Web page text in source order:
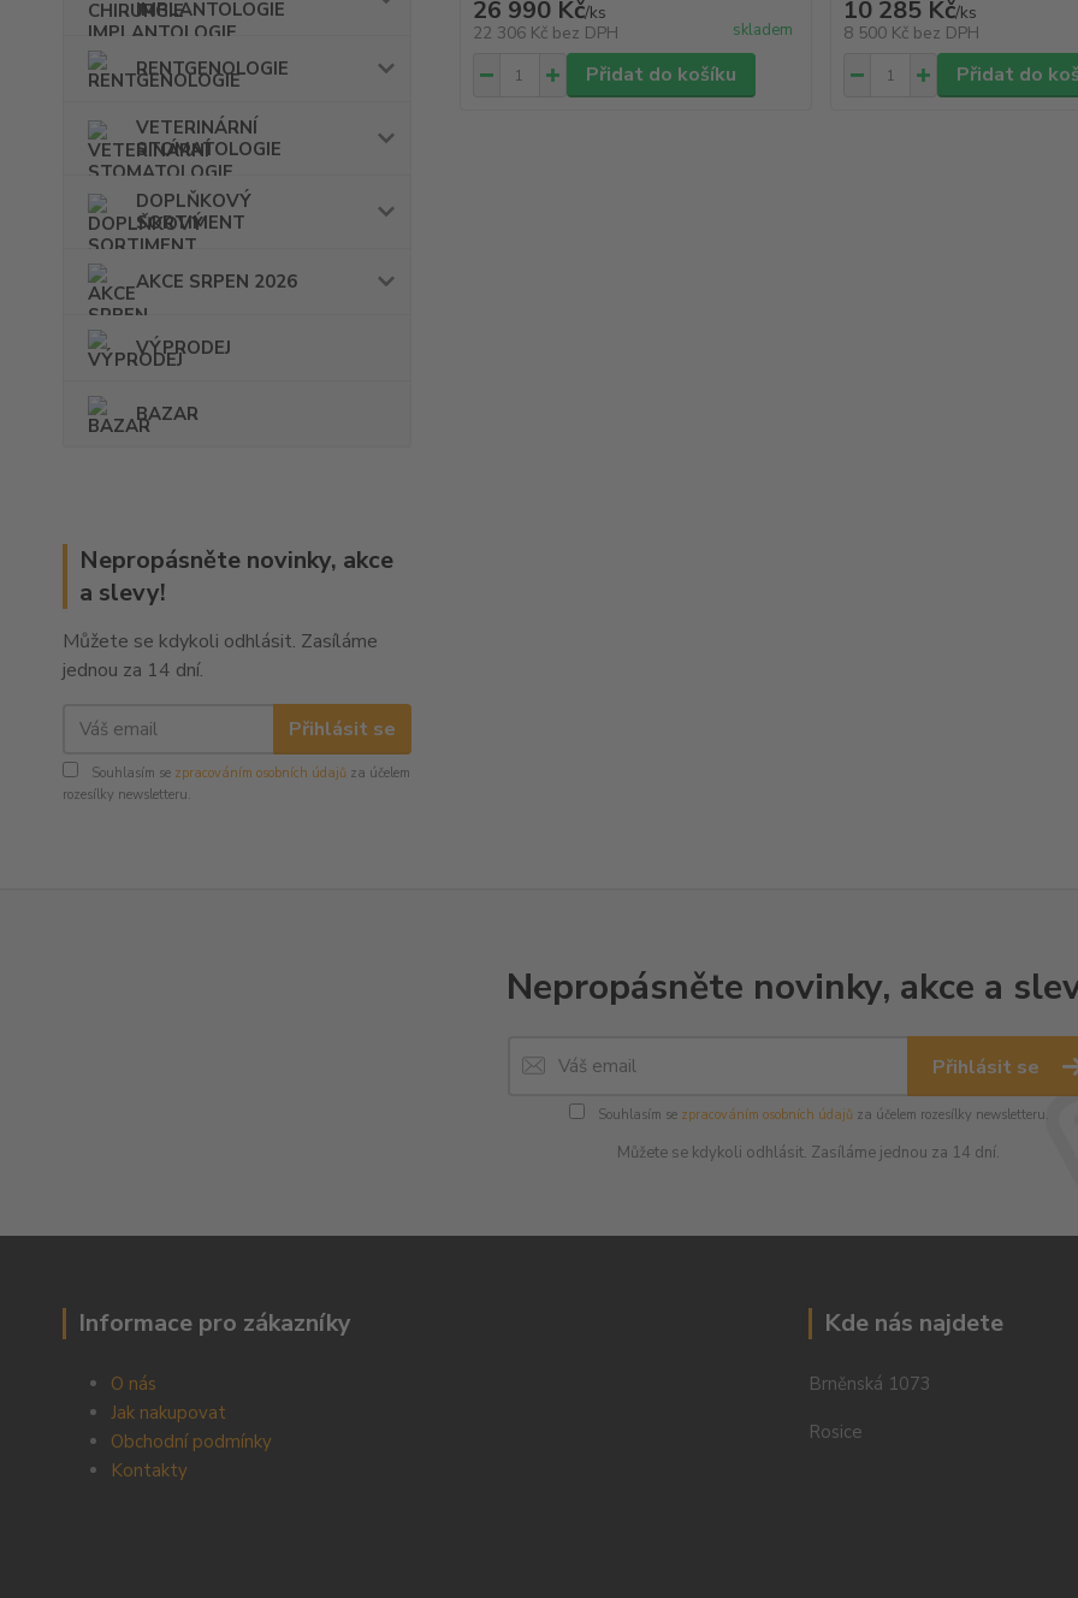
IMPLANTOLOGIE
RENTGENOLOGIE
VETERINÁRNÍ
STOMATOLOGIE
DOPLŇKOVÝ
SORTIMENT
AKCE SRPEN 2026
VÝPRODEJ
BAZAR
Nepropásněte novinky, akce
a slevy!
Můžete se kdykoli odhlásit. Zasíláme
jednou za 14 dní.
Přihlásit se
Souhlasím se zpracováním osobních údajů za účelem
rozesílky newsletteru.
26 990 Kč/ks
22 306 Kč bez DPH skladem
Přidat do košíku
10 285 Kč/ks
8 500 Kč bez DPH
Přidat do
Nepropásněte novinky, akce a
Přihlásit se
Souhlasím se zpracováním osobních údajůza účelem rozesílky newsletteru.
Můžete se kdykoli odhlásit. Zasíláme jednou za 14 dní.
Informace pro zákazníky
O nás
Jak nakupovat
Obchodní podmínky
Kontakty
Kde nás najdete
Brněnská 1073
Rosice